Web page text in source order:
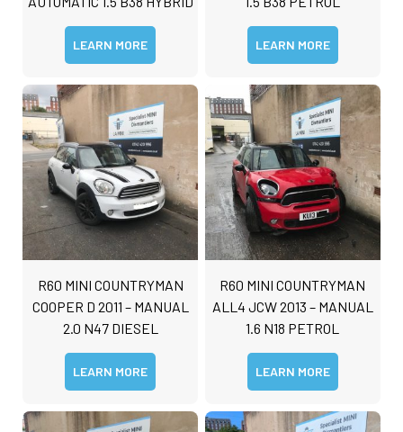
LEARN MORE LEARN MORE
R60 MINI COUNTRYMAN
COOPER D 2011 – MANUAL
2.0 N47 DIESEL
LEARN MORE
R60 MINI COUNTRYMAN
ALL4 JCW 2013 – MANUAL
1.6 N18 PETROL
LEARN MORE